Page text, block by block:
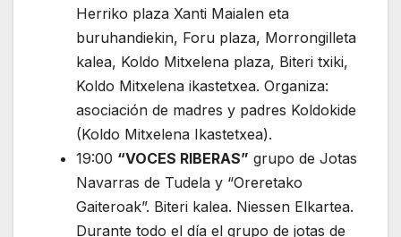
Herriko plaza Xanti Maialen eta
buruhandiekin, Foru plaza, Morrongilleta
kalea, Koldo Mitxelena plaza, Biteri txiki,
Koldo Mitxelena ikastetxea. Organiza:
asociación de madres y padres Koldokide
(Koldo Mitxelena Ikastetxea).
19:00 “VOCES RIBERAS” grupo de Jotas
Navarras de Tudela y “Oreretako
Gaiteroak”. Biteri kalea. Niessen Elkartea.
Durante todo el día el grupo de jotas de